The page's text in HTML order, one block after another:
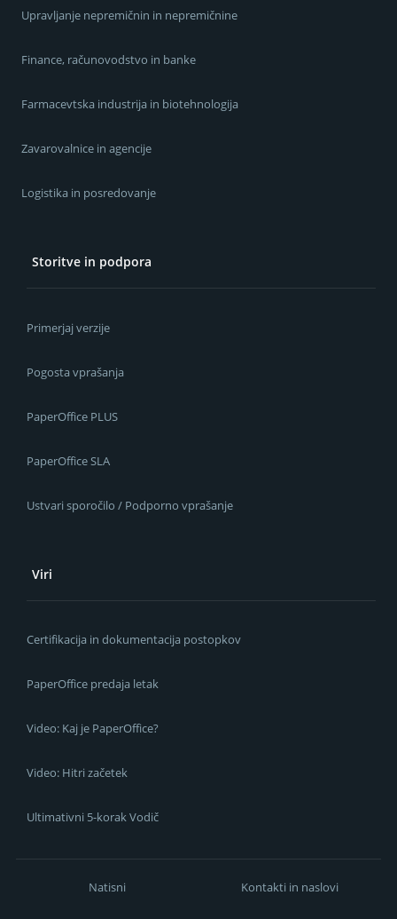
Upravljanje nepremičnin in nepremičnine
Finance, računovodstvo in banke
Farmacevtska industrija in biotehnologija
Zavarovalnice in agencije
Logistika in posredovanje
Storitve in podpora
Primerjaj verzije
Pogosta vprašanja
PaperOffice PLUS
PaperOffice SLA
Ustvari sporočilo / Podporno vprašanje
Viri
Certifikacija in dokumentacija postopkov
PaperOffice predaja letak
Video: Kaj je PaperOffice?
Video: Hitri začetek
Ultimativni 5-korak Vodič
Natisni Kontakti in naslovi